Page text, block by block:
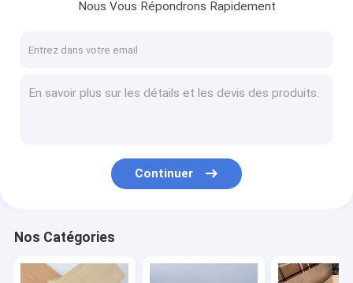
Nous Vous Répondrons Rapidement
Continuer
Nos Catégories